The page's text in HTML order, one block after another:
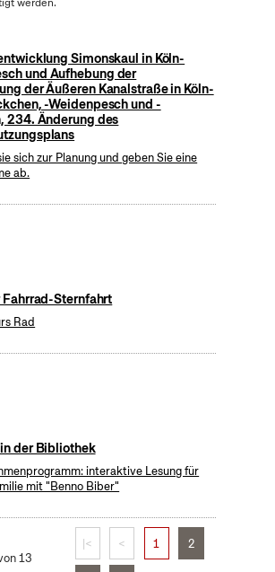
Simonskaul in Köln-
und Aufhebung der
der Äußeren Kanalstraße in Köln-
-Weidenpesch und -
234. Änderung des
sich zur Planung und geben Sie eine
ab.
Fahrrad-Sternfahrt
Rad
der Bibliothek
interaktive Lesung für
mit "Benno Biber"
13
|< < 1 2